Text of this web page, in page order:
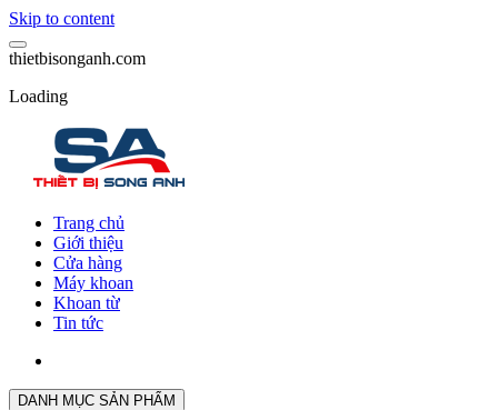
Skip to content
thietbisonganh.com
Loading
Trang chủ
Giới thiệu
Cửa hàng
Máy khoan
Khoan từ
Tin tức
DANH MỤC SẢN PHẨM